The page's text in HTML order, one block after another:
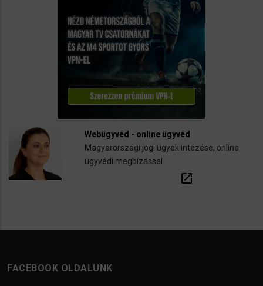
Webügyvéd - online ügyvéd
Magyarországi jogi ügyek intézése, online
ügyvédi megbízással
open_in_new
FACEBOOK OLDALUNK